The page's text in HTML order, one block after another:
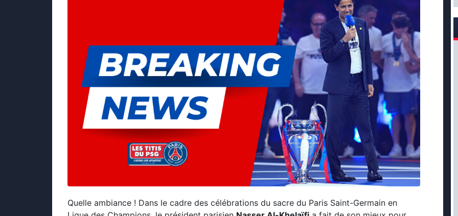
Quelle ambiance ! Dans le cadre des célébrations du sacre du Paris Saint-Germain en